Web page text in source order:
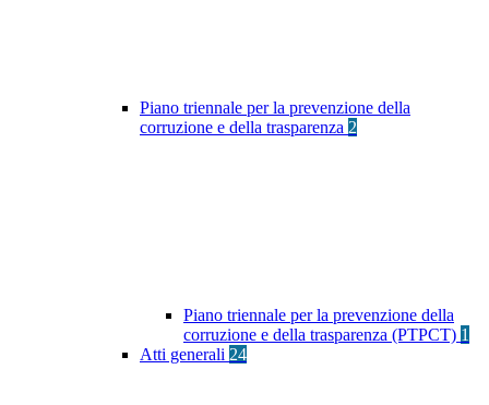
Piano triennale per la prevenzione della
corruzione e della trasparenza 2
Piano triennale per la prevenzione della
corruzione e della trasparenza (PTPCT) 1
Atti generali 24